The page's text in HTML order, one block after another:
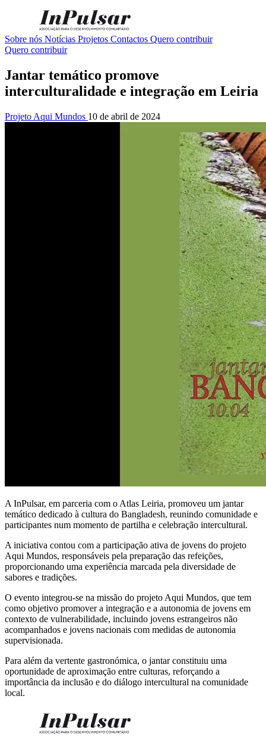
Sobre nós Notícias Projetos Contactos Quero contribuir
Quero contribuir
Jantar temático promove
interculturalidade e integração em Leiria
Projeto Aqui Mundos 10 de abril de 2024
A InPulsar, em parceria com o Atlas Leiria, promoveu um jantar
temático dedicado à cultura do Bangladesh, reunindo comunidade e
participantes num momento de partilha e celebração intercultural.
A iniciativa contou com a participação ativa de jovens do projeto
Aqui Mundos, responsáveis pela preparação das refeições,
proporcionando uma experiência marcada pela diversidade de
sabores e tradições.
O evento integrou-se na missão do projeto Aqui Mundos, que tem
como objetivo promover a integração e a autonomia de jovens em
contexto de vulnerabilidade, incluindo jovens estrangeiros não
acompanhados e jovens nacionais com medidas de autonomia
supervisionada.
Para além da vertente gastronómica, o jantar constituiu uma
oportunidade de aproximação entre culturas, reforçando a
importância da inclusão e do diálogo intercultural na comunidade
local.